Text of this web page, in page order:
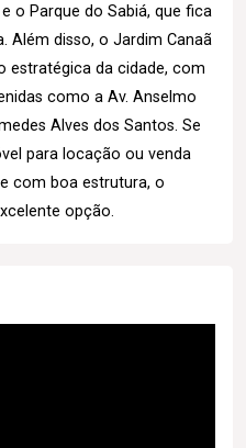
o Parque do Sabiá, que fica
Além disso, o Jardim Canaã
estratégica da cidade, com
como a Av. Anselmo
Alves dos Santos. Se
para locação ou venda
com boa estrutura, o
opção.